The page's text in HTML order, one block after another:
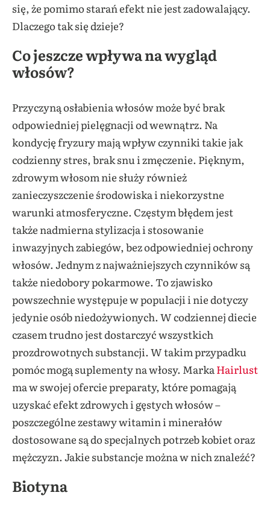
się, że pomimo starań efekt nie jest zadowalający.
Dlaczego tak się dzieje?
Co jeszcze wpływa na wygląd
włosów?
Przyczyną osłabienia włosów może być brak
odpowiedniej pielęgnacji od wewnątrz. Na
kondycję fryzury mają wpływ czynniki takie jak
codzienny stres, brak snu i zmęczenie. Pięknym,
zdrowym włosom nie służy również
zanieczyszczenie środowiska i niekorzystne
warunki atmosferyczne. Częstym błędem jest
także nadmierna stylizacja i stosowanie
inwazyjnych zabiegów, bez odpowiedniej ochrony
włosów. Jednym z najważniejszych czynników są
także niedobory pokarmowe. To zjawisko
powszechnie występuje w populacji i nie dotyczy
jedynie osób niedożywionych. W codziennej diecie
czasem trudno jest dostarczyć wszystkich
prozdrowotnych substancji. W takim przypadku
pomóc mogą suplementy na włosy. MarkaHairlust
ma w swojej ofercie preparaty, które pomagają
uzyskać efekt zdrowych i gęstych włosów –
poszczególne zestawy witamin i minerałów
dostosowane są do specjalnych potrzeb kobiet oraz
mężczyzn. Jakie substancje można w nich znaleźć?
Biotyna